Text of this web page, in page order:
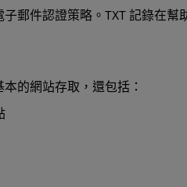
郵件認證策略。TXT 記錄在
的網站存取，還包括：